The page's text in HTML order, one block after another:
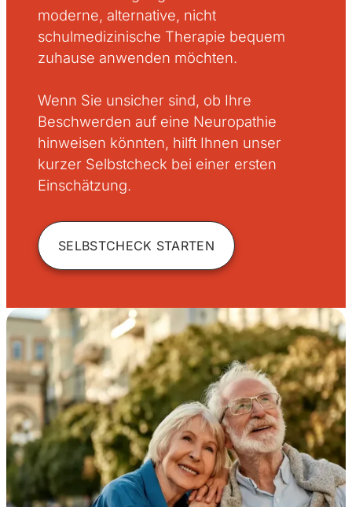
moderne, alternative, nicht
schulmedizinische Therapie bequem
zuhause anwenden möchten.
Wenn Sie unsicher sind, ob Ihre
Beschwerden auf eine Neuropathie
hinweisen könnten, hilft Ihnen unser
kurzer Selbstcheck bei einer ersten
Einschätzung.
SELBSTCHECK STARTEN